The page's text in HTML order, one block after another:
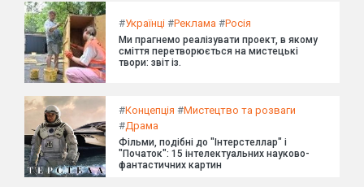
#Українці #Реклама #Росія
Ми прагнемо реалізувати проект, в якому
сміття перетворюється на мистецькі
твори: звіт із.
#Концепція #Мистецтво та розваги
#Драма
Фільми, подібні до "Інтерстеллар" і
"Початок": 15 інтелектуальних науково-
фантастичних картин